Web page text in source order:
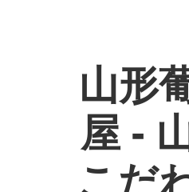
山形
屋 -
こだ